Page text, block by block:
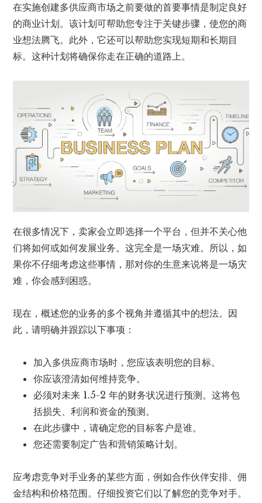
在实施创建多供应商市场之前要做的首要事情是制定良好
的商业计划。该计划可帮助您专注于关键步骤，使您的商
业想法腾飞。此外，它还可以帮助您实现短期和长期目
标。这种计划将确保你走在正确的道路上。
在很多情况下，卖家会立即选择一个平台，但并不关心他
们将如何或如何发展业务。这完全是一场灾难。所以，如
果你不仔细考虑这些事情，那对你的生意来说将是一场灾
难，你会感到困惑。
现在，概述您的业务的多个视角并遵循其中的想法。因
此，请明确并跟踪以下事项：
加入多供应商市场时，您应该表明您的目标。
你应该澄清如何维持竞争。
必须对未来 1.5-2 年的财务状况进行预测。这将包
括损失、利润和资金的预测。
在此步骤中，请确定您的目标客户是谁。
您还需要制定广告和营销策略计划。
应考虑竞争对手业务的某些方面，例如合作伙伴安排、佣
金结构和价格范围。仔细投资它们以了解您的竞争对手。